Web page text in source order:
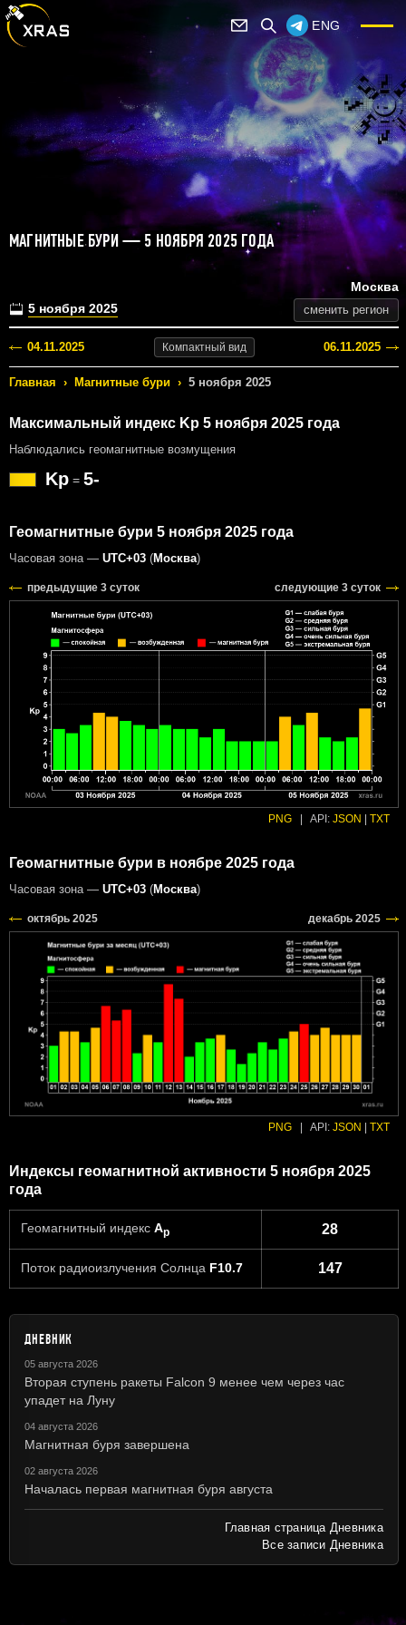
ENG
МАГНИТНЫЕ БУРИ — 5 НОЯБРЯ 2025 ГОДА
5 ноября 2025
Москва
сменить регион
04.11.2025 Компактный вид 06.11.2025
Главная › Магнитные бури › 5 ноября 2025
Максимальный индекс Kp 5 ноября 2025 года
Наблюдались геомагнитные возмущения
Kp = 5-
Геомагнитные бури 5 ноября 2025 года
Часовая зона — UTC+03 (Москва)
предыдущие 3 суток следующие 3 суток
PNG API: JSON TXT
Геомагнитные бури в ноябре 2025 года
Часовая зона — UTC+03 (Москва)
PNG API: JSON TXT
Индексы геомагнитной активности 5 ноября 2025
года
Геомагнитный индекс Ap 28
Поток радиоизлучения Солнца F10.7 147
ДНЕВНИК
05 августа 2026
Вторая ступень ракеты Falcon 9 менее чем через час
упадет на Луну
04 августа 2026
Магнитная буря завершена
02 августа 2026
Началась первая магнитная буря августа
Главная страница Дневника
Все записи Дневника